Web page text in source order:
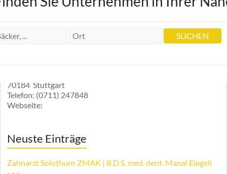
70184 Stuttgart
Telefon: (0711) 247848
Webseite:
Neuste Einträge
Zahnarzt Solothurn ZMAK | B.D.S. med. dent. Manal Elegeli